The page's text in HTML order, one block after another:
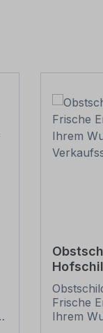
Ihrem
Frische
Ihrem